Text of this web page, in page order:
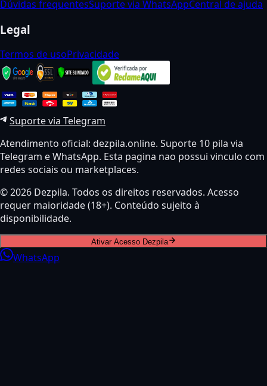
Dúvidas frequentesSuporte via WhatsAppCentral de ajuda
Legal
Termos de usoPrivacidade
Suporte via Telegram
Atendimento oficial: dezpila.online. Suporte 10 pila via
Telegram e WhatsApp. Esta pagina nao possui vinculo com
redes sociais ou marketplaces.
© 2026 Dezpila. Todos os direitos reservados. Acesso
requer maioridade (18+). Conteúdo sujeito à
disponibilidade.
Ativar Acesso Dezpila
WhatsApp